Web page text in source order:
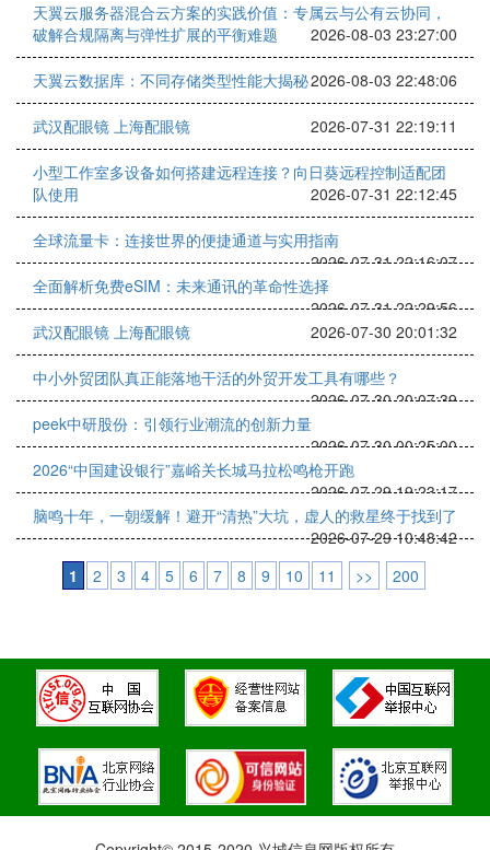
天翼云服务器混合云方案的实践价值：专属云与公有云协同，
破解合规隔离与弹性扩展的平衡难题
2026-08-03 23:27:00
天翼云数据库：不同存储类型性能大揭秘2026-08-03 22:48:06
武汉配眼镜 上海配眼镜 2026-07-31 22:19:11
小型工作室多设备如何搭建远程连接？向日葵远程控制适配团
队使用
2026-07-31 22:12:45
全球流量卡：连接世界的便捷通道与实用指南
2026-07-31 22:16:07
全面解析免费eSIM：未来通讯的革命性选择
2026-07-31 22:29:56
武汉配眼镜 上海配眼镜
2026-07-30 20:01:32
中小外贸团队真正能落地干活的外贸开发工具有哪些？
2026-07-30 20:07:39
peek中研股份：引领行业潮流的创新力量
2026-07-30 00:25:00
2026“中国建设银行”嘉峪关长城马拉松鸣枪开跑
2026-07-29 19:23:17
脑鸣十年，一朝缓解！避开“清热”大坑，虚人的救星终于找到了
2026-07-29 10:48:42
1
2 3 4 5 6 7 8 9 10 11 >> 200